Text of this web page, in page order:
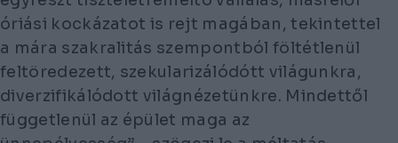
óriási kockázatot is rejt magában, tekintettel
a mára szakralitás szempontból föltétlenül
feltöredezett, szekularizálódótt világunkra,
diverzifikálódott világnézetünkre. Mindettől
függetlenül az épület maga az